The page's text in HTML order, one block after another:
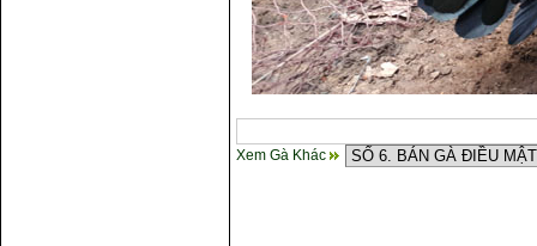
Xem Gà Khác